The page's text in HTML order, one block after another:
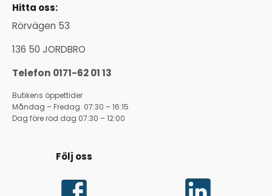
Hitta oss:
Rörvägen 53
136 50 JORDBRO
Telefon 0171-62 01 13
Butikens öppettider
Måndag – Fredag: 07:30 – 16:15
Dag före röd dag 07:30 – 12:00
Följ oss